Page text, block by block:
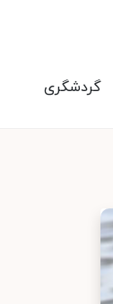
گردشگری